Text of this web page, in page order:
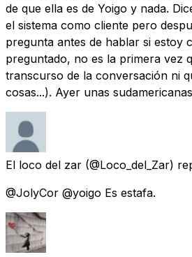
de que ella es de Yoigo y nada.
el sistema como cliente pero
pregunta antes de hablar si estoy
preguntado, no es la primera vez
transcurso de la conversación ni
cosas...). Ayer unas
El loco del zar (@Loco_del_Zar)
@JolyCor @yoigo Es estafa.